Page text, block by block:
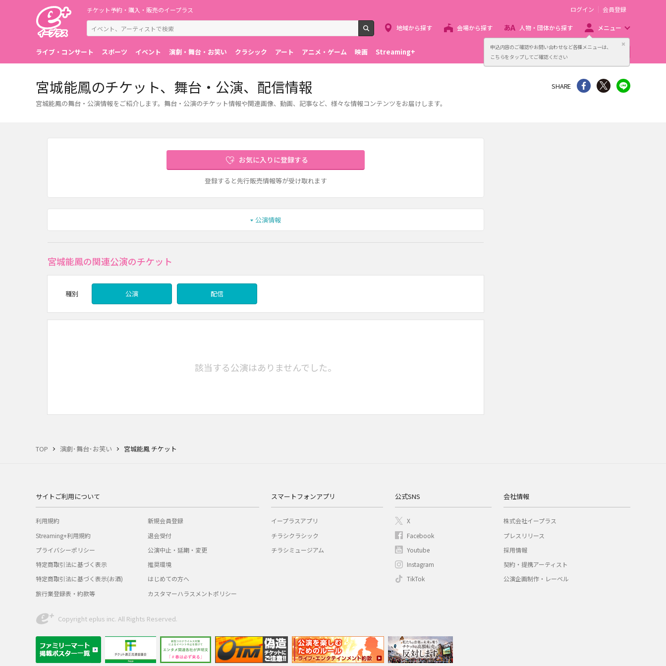
申込内容のご確認やお問い合わせなど各種メニューは、
こちらをタップしてご確認ください
閉じる
チケット予約・購入・販売のイープラス
検索
ログイン 会員登録
地域から探す 会場から探す 人物・団体から探す メニュー
ライブ・コンサート スポーツ イベント 演劇・舞台・お笑い クラシック アート アニメ・ゲーム 映画 Streaming+ 主催者向け販売サービス
TOP 演劇･舞台･お笑い 宮城能鳳 チケット
宮城能鳳のチケット、舞台・公演、配信情報
宮城能鳳の舞台・公演情報をご紹介します。舞台・公演のチケット情報や関連画像、動画、記事など、様々な情報コンテンツをお届けします。
SHARE シェア Twitter
お気に入りに登録する
登録すると先行販売情報等が受け取れます
公演情報
宮城能鳳の関連公演のチケット
種別 公演 配信
該当する公演はありませんでした。
サイトご利用について
利用規約
Streaming+利用規約
プライバシーポリシー
特定商取引法に基づく表示
特定商取引法に基づく表示(お酒)
旅行業登録表・約款等
新規会員登録
退会受付
公演中止・延期・変更
推奨環境
はじめての方へ
カスタマーハラスメントポリシー
スマートフォンアプリ
イープラスアプリ
チラシクラシック
チラシミュージアム
公式SNS
X
Facebook
Youtube
Instagram
TikTok
会社情報
株式会社イープラス
プレスリリース
採用情報
契約・提携アーティスト
公演企画制作・レーベル
Copyright eplus inc. All Rights Reserved.